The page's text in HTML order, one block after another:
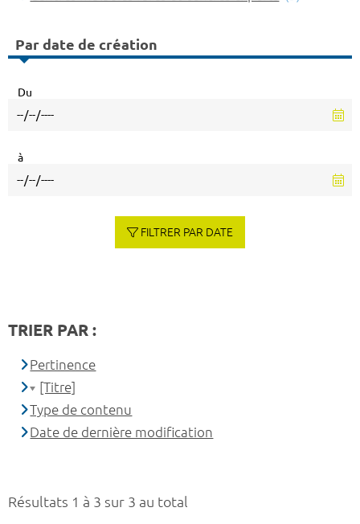
Résultats 1 à 3 sur 3 au total
Par date de création
Du
à
FILTRER PAR DATE
TRIER PAR :
Pertinence
[Titre]
Type de contenu
Date de dernière modification